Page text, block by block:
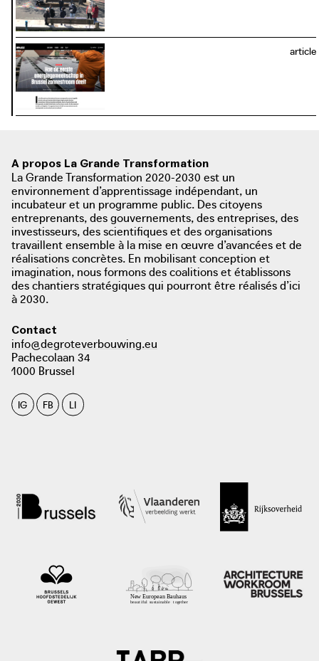
article
photo: Sara De Sloover. Bruzz, 2021
bruzz.be
A propos La Grande Transformation
La Grande Transformation 2020-2030 est un
environnement d’apprentissage indépendant, un
incubateur et un programme public. Des citoyens
entreprenants, des gouvernements, des entreprises, des
investisseurs, des scientifiques et des organisations
travaillent ensemble à la mise en œuvre d’avancées et de
réalisations concrètes. En mobilisant conception et
imagination, nous formons des coalitions et établissons
des chantiers stratégiques qui pourront être réalisés d’ici
à 2030.
Contact
info@degroteverbouwing.eu
Pachecolaan 34
1000 Brussel
IG FB LI